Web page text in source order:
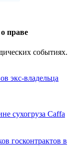
праве
событиях.
экс-владельца
сухогруза Caffa
госконтрактов в